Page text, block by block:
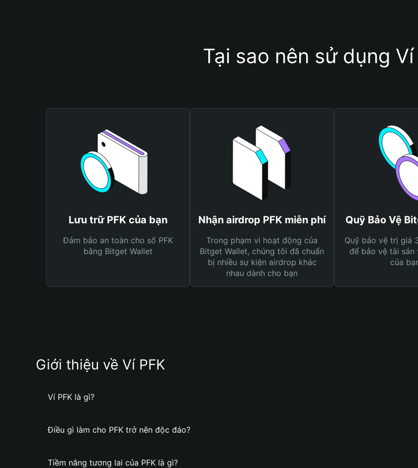
Tại sao nên sử dụng Ví
Lưu trữ PFK của bạn
Đảm bảo an toàn cho số PFK
bằng Bitget Wallet
Nhận airdrop PFK miễn phí
Trong phạm vi hoạt động của
Bitget Wallet, chúng tôi đã chuẩn
bị nhiều sự kiện airdrop khác
nhau dành cho bạn
Quỹ Bảo Vệ
Quỹ bảo vệ trị giá
để bảo vệ tài sản
của
Giới thiệu về Ví PFK
Ví PFK là gì?
Điều gì làm cho PFK trở nên độc đáo?
Tiềm năng tương lai của PFK là gì?